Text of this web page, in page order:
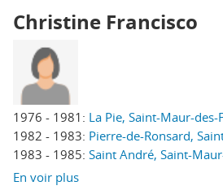
Christine Francisco
1976 - 1981: La Pie, Saint-Maur-des-
1982 - 1983: Pierre-de-Ronsard,
1983 - 1985: Saint André, Saint-
En voir plus